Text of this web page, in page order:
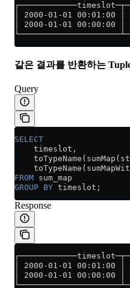
│ 2000-01-01
│ 2000-01-01
같은 결과를 반환하는
Query
SELECT
    timeslot,
FROM sum_map
GROUP BY timeslot;
Response
│ 2000-01-01
│ 2000-01-01